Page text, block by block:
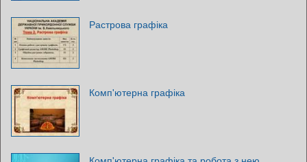
Растрова графіка
Комп'ютерна графіка